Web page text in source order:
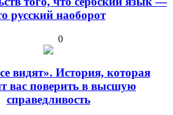
русский наоборот
0
видят». История, которая
вас поверить в высшую
справедливость